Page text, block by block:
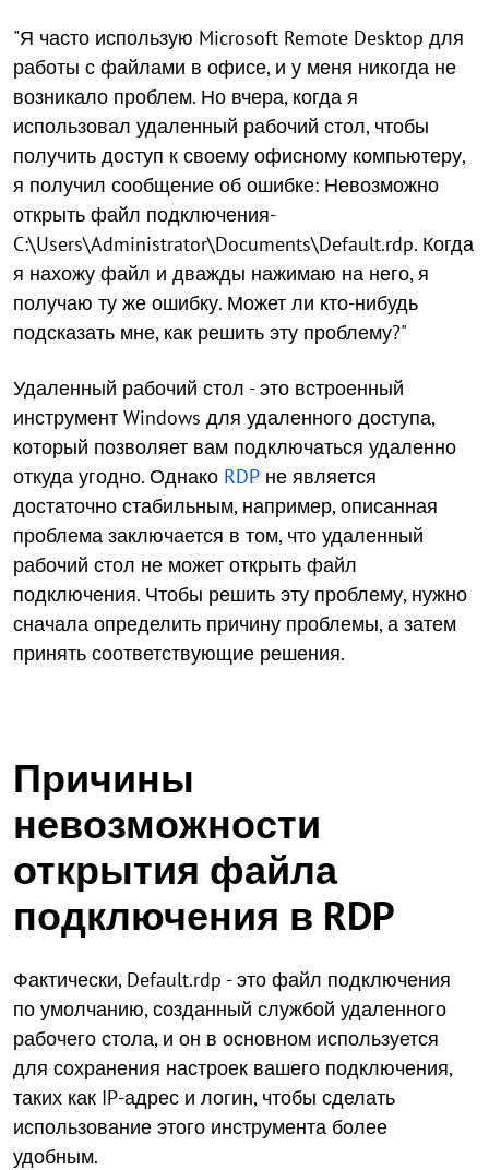
"Я часто использую Microsoft Remote Desktop для
работы с файлами в офисе, и у меня никогда не
возникало проблем. Но вчера, когда я
использовал удаленный рабочий стол, чтобы
получить доступ к своему офисному компьютеру,
я получил сообщение об ошибке: Невозможно
открыть файл подключения-
C:\Users\Administrator\Documents\Default.rdp. Когда
я нахожу файл и дважды нажимаю на него, я
получаю ту же ошибку. Может ли кто-нибудь
подсказать мне, как решить эту проблему?"
Удаленный рабочий стол - это встроенный
инструмент Windows для удаленного доступа,
который позволяет вам подключаться удаленно
откуда угодно. Однако RDP не является
достаточно стабильным, например, описанная
проблема заключается в том, что удаленный
рабочий стол не может открыть файл
подключения. Чтобы решить эту проблему, нужно
сначала определить причину проблемы, а затем
принять соответствующие решения.
Причины
невозможности
открытия файла
подключения в RDP
Фактически, Default.rdp - это файл подключения
по умолчанию, созданный службой удаленного
рабочего стола, и он в основном используется
для сохранения настроек вашего подключения,
таких как IP-адрес и логин, чтобы сделать
использование этого инструмента более
удобным.